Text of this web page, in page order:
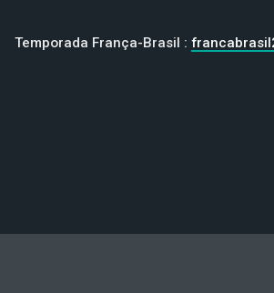
Temporada França-Brasil :